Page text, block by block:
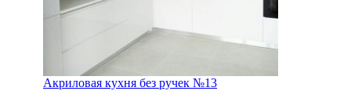
Акриловая кухня без ручек №13